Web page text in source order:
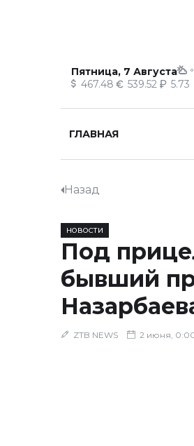
Пятница, 7 Августа
467.48 539.52 5.73
ГЛАВНАЯ
Назад
НОВОСТИ
Под
бывший
ZTB NEWS 2 июня,